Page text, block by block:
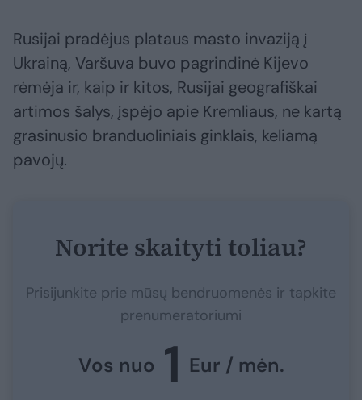
Rusijai pradėjus plataus masto invaziją į
Ukrainą, Varšuva buvo pagrindinė Kijevo
rėmėja ir, kaip ir kitos, Rusijai geografiškai
artimos šalys, įspėjo apie Kremliaus, ne kartą
grasinusio branduoliniais ginklais, keliamą
pavojų.
Norite skaityti toliau?
Prisijunkite prie mūsų bendruomenės ir tapkite
prenumeratoriumi
Vos nuo 1 Eur / mėn.